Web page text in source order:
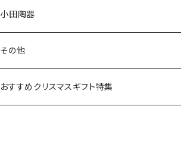
ボウル
ガラスウェア
カトラリー
リトルミイの日記念アイテム
スヌーピー
ピーターラビット
ポケットモンスター
LISA LARSON(リサラーソン)
LAURA ASHLEY(ローラ アシュレイ)
Finlayson(フィンレイソン)
ねこ企画
Cecera(セセラ)
CELEC(セレック)
小田陶器
さざなみ
吉祥
その他
リサイクル食器
おすすめクリスマスギフト特集